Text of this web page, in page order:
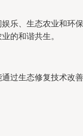
乐、生态农业和环
的和谐共生。
过生态修复技术改